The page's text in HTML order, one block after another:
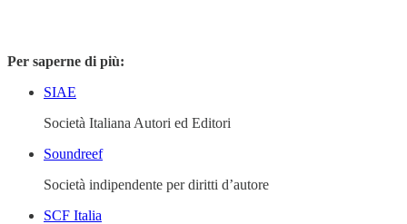
Per saperne di più:
SIAE
Società Italiana Autori ed Editori
Soundreef
Società indipendente per diritti d’autore
SCF Italia